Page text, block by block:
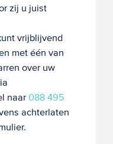
zij u juist
vrijblijvend
met één van
over uw
naar 088 495
achterlaten